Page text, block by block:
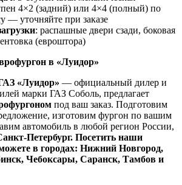
4×2 (задний) или 4×4 (полный) по
— уточняйте при заказе
: распашные двери сзади, боковая
(евроштора)
в «Луидор»
«Луидор» — официальный дилер и
марки ГАЗ Соболь, предлагает
под ваш заказ. Подготовим
изготовим фургон по вашим
автомобиль в любой регион России,
Петербург. Посетить наши
в городах: Нижний Новгород,
Чебоксары, Саранск, Тамбов и